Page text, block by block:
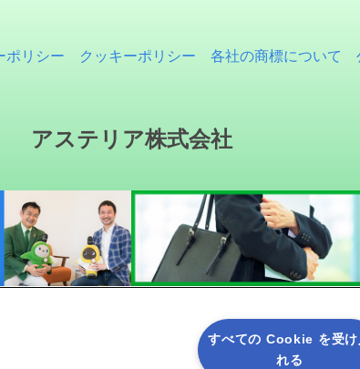
ポリシー クッキーポリシー 各社の商標について
アステリア株式会社
すべての Cookie を受け
れる